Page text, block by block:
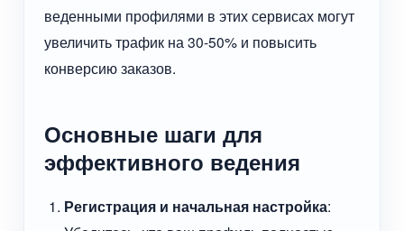
веденными профилями в этих сервисах могут
увеличить трафик на 30-50% и повысить
конверсию заказов.
Основные шаги для
эффективного ведения
Регистрация и начальная настройка: